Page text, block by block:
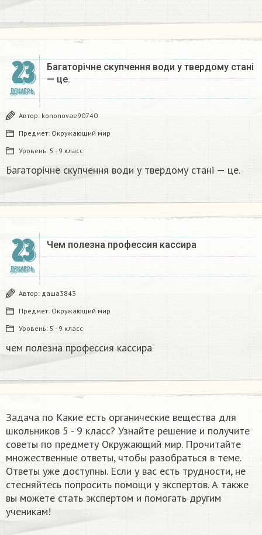
23
ДЕКАБРЬ
Багаторічне скупчення води у твердому стані
— це.​
Автор: kononovae90740
Предмет: Окружающий мир
Уровень: 5 - 9 класс
Багаторічне скупчення води у твердому стані — це.​
23
ДЕКАБРЬ
Чем полезна профессия кассира
Автор: даша3843
Предмет: Окружающий мир
Уровень: 5 - 9 класс
чем полезна профессия кассира
Задача по Какие есть органические вещества для
школьников 5 - 9 класс? Узнайте решение и получите
советы по предмету Окружающий мир. Прочитайте
множественные ответы, чтобы разобраться в теме.
Ответы уже доступны. Если у вас есть трудности, не
стесняйтесь попросить помощи у экспертов. А также
вы можете стать экспертом и помогать другим
ученикам!